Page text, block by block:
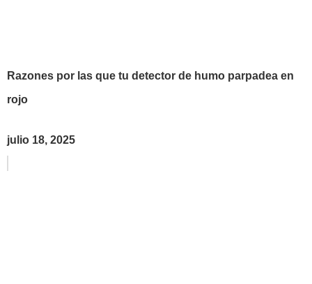
Razones por las que tu detector de humo parpadea en
rojo
julio 18, 2025